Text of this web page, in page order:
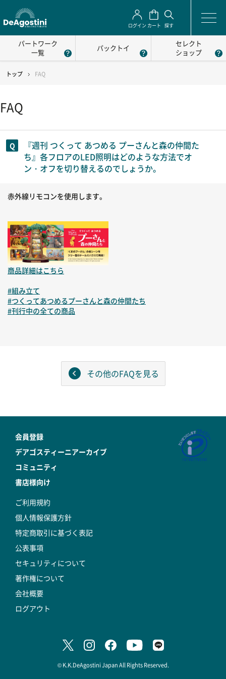
ログイン カート 探す
パートワーク
一覧
パックトイ
セレクト
ショップ
トップ FAQ
FAQ
『週刊 つくって あつめる プーさんと森の仲間た
ち』各フロアのLED照明はどのような方法でオ
ン・オフを切り替えるのでしょうか。
赤外線リモコンを使用します。
商品詳細はこちら
#組み立て
#つくってあつめるプーさんと森の仲間たち
#刊行中の全ての商品
その他のFAQを見る
会員登録
デアゴスティーニアーカイブ
コミュニティ
書店様向け
ご利用規約
個人情報保護方針
特定商取引に基づく表記
公表事項
セキュリティについて
著作権について
会社概要
ログアウト
© K.K.DeAgostini Japan All Rights Reserved.